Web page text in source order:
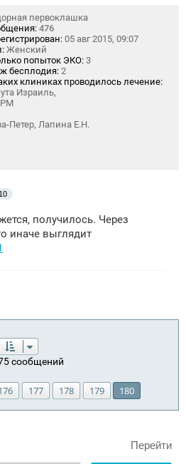
первоклашка
476
05 авг 2015, 09:07
Женский
попыток ЭКО: 3
бесплодия: 2
клиниках проводилось лечение:
Израиль,
Петер, Лапина Е.Н.
получилось. Через
иначе выглядит
сообщений
180 177 178 179 180
Перейти